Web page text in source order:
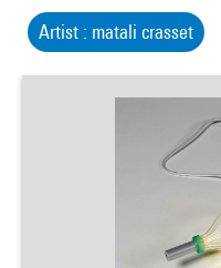
Artist : matali crasset